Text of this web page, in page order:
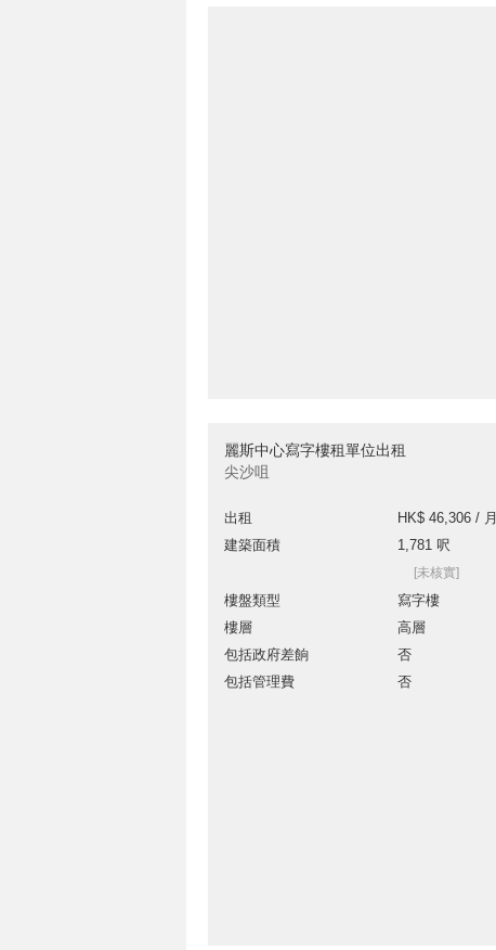
麗斯中心寫字樓租單位出租
尖沙咀
出租
HK$ 46,306 / 月
建築面積
1,781 呎
[未核實]
樓盤類型
寫字樓
樓層
高層
包括政府差餉
否
包括管理費
否